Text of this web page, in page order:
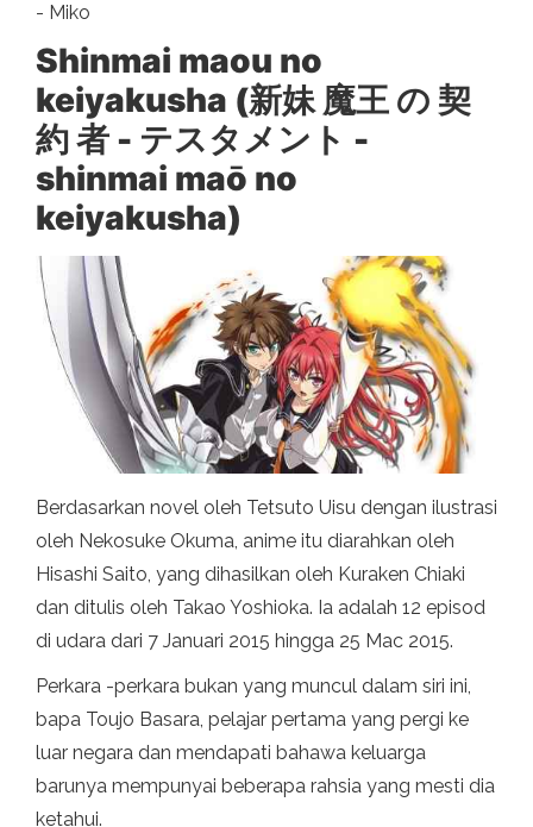
- Miko
Shinmai maou no
keiyakusha (新妹 魔王 の 契
約 者 - テスタメント -
shinmai maō no
keiyakusha)
Berdasarkan novel oleh Tetsuto Uisu dengan ilustrasi
oleh Nekosuke Okuma, anime itu diarahkan oleh
Hisashi Saito, yang dihasilkan oleh Kuraken Chiaki
dan ditulis oleh Takao Yoshioka. Ia adalah 12 episod
di udara dari 7 Januari 2015 hingga 25 Mac 2015.
Perkara -perkara bukan yang muncul dalam siri ini,
bapa Toujo Basara, pelajar pertama yang pergi ke
luar negara dan mendapati bahawa keluarga
barunya mempunyai beberapa rahsia yang mesti dia
ketahui.